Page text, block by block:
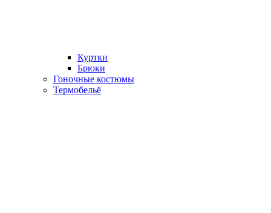
Куртки
Брюки
Гоночные костюмы
Термобельё